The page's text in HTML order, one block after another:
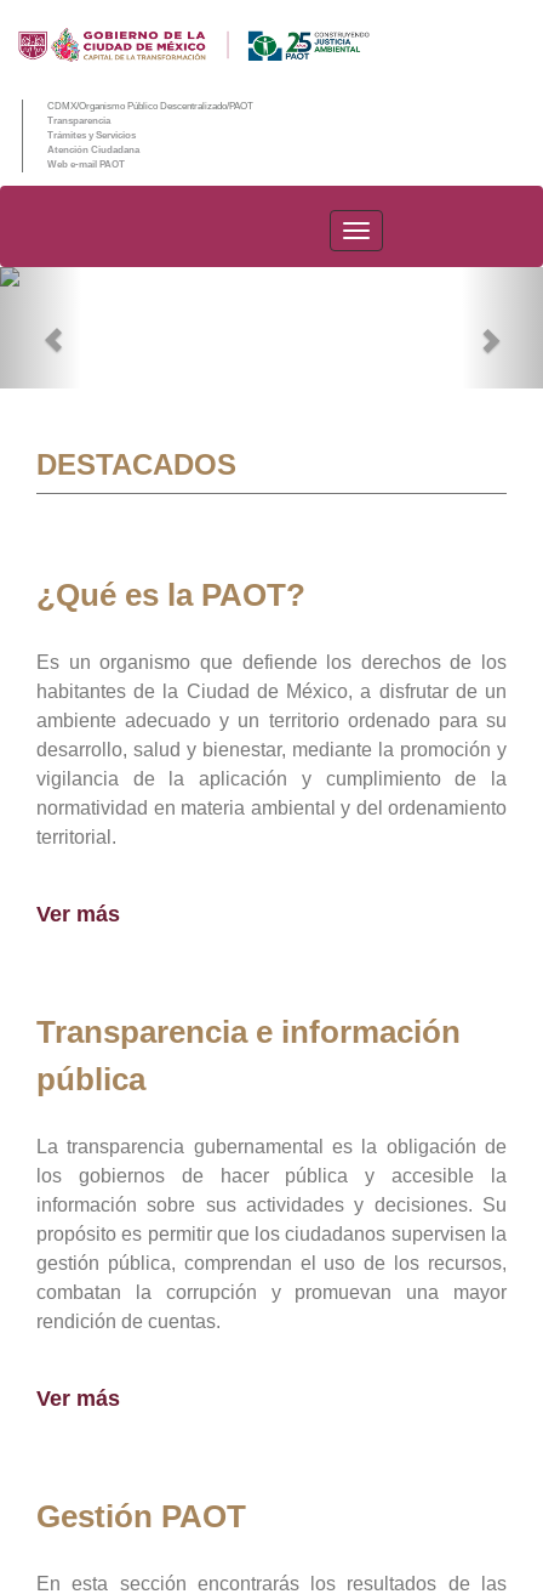
CDMX/Organismo Público Descentralizado/PAOT
Transparencia
Trámites y Servicios
Atención Ciudadana
Web e-mail PAOT
PAOT
DESTACADOS
¿Qué es la PAOT?
Es un organismo que defiende los derechos de los
habitantes de la Ciudad de México, a disfrutar de un
ambiente adecuado y un territorio ordenado para su
desarrollo, salud y bienestar, mediante la promoción y
vigilancia de la aplicación y cumplimiento de la
normatividad en materia ambiental y del ordenamiento
territorial.
Ver más
Transparencia e información
pública
La transparencia gubernamental es la obligación de
los gobiernos de hacer pública y accesible la
información sobre sus actividades y decisiones. Su
propósito es permitir que los ciudadanos supervisen la
gestión pública, comprendan el uso de los recursos,
combatan la corrupción y promuevan una mayor
rendición de cuentas.
Ver más
Gestión PAOT
En esta sección encontrarás los resultados de las